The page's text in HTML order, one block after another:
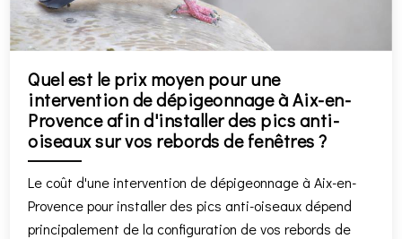
Quel est le prix moyen pour une
intervention de dépigeonnage à Aix-en-
Provence afin d'installer des pics anti-
oiseaux sur vos rebords de fenêtres ?
Le coût d'une intervention de dépigeonnage à Aix-en-
Provence pour installer des pics anti-oiseaux dépend
principalement de la configuration de vos rebords de